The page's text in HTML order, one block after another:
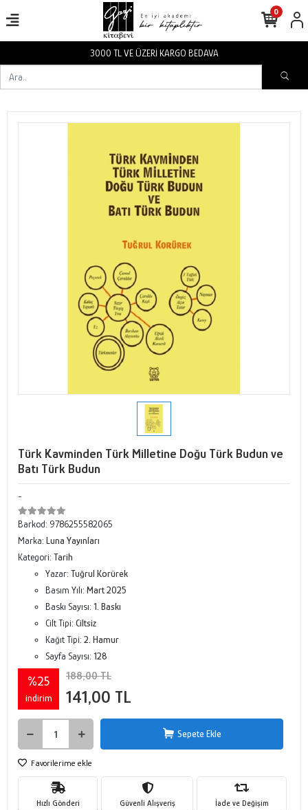
3000 TL VE ÜZERİ KARGO BEDAVA
0
Türk Kavminden Türk Milletine Doğu Türk Budun ve
Batı Türk Budun
-
Barkod: 9786255582065
Marka: Luna Yayınları
Kategori: Tarih
Yazar: Tuğrul Korürek
Basım Yılı: Mart 2025
Baskı Sayısı: 1. Baskı
Cilt Tipi: Ciltsiz
Kağıt Tipi: 2. Hamur
Sayfa Sayısı: 128
%25
indirim
188,00 TL
141,00 TL
Sepete Ekle
Favorilerime ekle
Hızlı Gönderi Güvenli Alışveriş İade ve Değişim